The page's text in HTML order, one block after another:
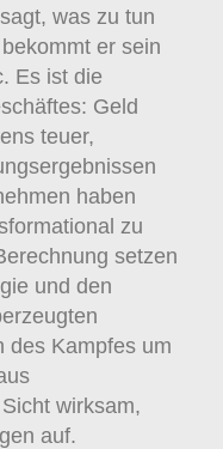
was zu tun
er sein
Es ist die
Geld
teuer,
haben
zu
setzen
und den
des Kampfes um
wirksam,
auf.